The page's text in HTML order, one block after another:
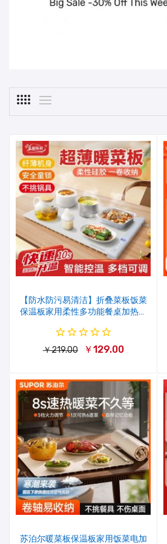
【防水防污易清洁】折叠菜板饭菜
保温板家用柔性多功能餐桌加热恒
￥219.00 ￥129.00
苏泊尔暖菜板保温板家用饭菜电加